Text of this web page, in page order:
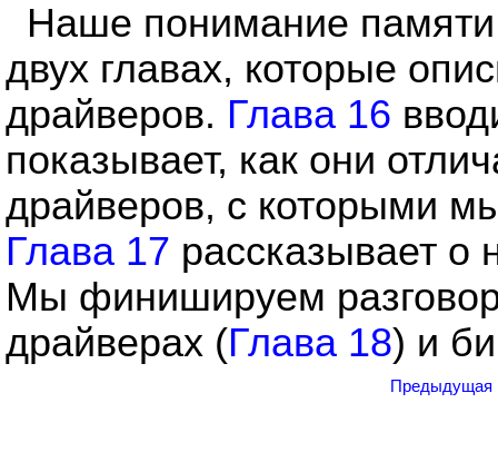
Наше понимание
двух главах, которые
драйверов. Глава 16
показывает, как они
драйверов, с которыми
Глава 17 рассказывает о
Мы финишируем
драйверах (Глава 18) и
Предыдущая